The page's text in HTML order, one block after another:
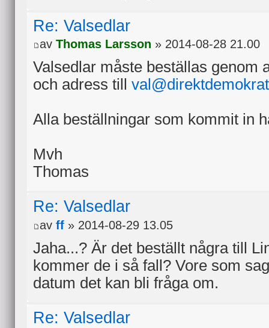
Re: Valsedlar
av Thomas Larsson » 2014-08-28 21.00
Valsedlar måste beställas genom
och adress till
Alla beställningar som kommit in
Mvh
Thomas
Re: Valsedlar
av ff » 2014-08-29 13.05
Jaha...? Är det beställt några till
kommer de i så fall? Vore som
datum det kan bli fråga om.
Re: Valsedlar